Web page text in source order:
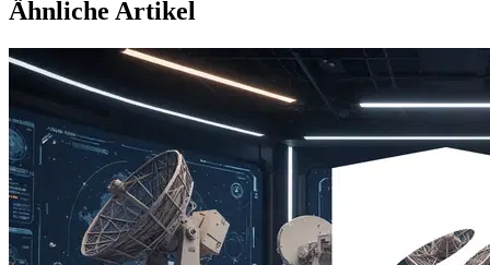
Ähnliche Artikel